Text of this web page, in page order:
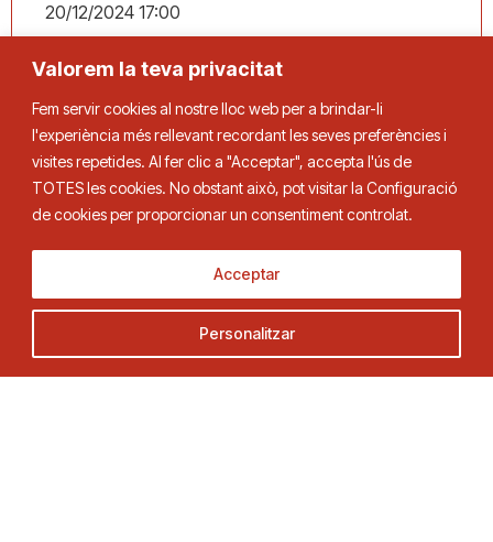
Valorem la teva privacitat
Fem servir cookies al nostre lloc web per a brindar-li
l'experiència més rellevant recordant les seves preferències i
visites repetides. Al fer clic a "Acceptar", accepta l'ús de
TOTES les cookies. No obstant això, pot visitar la Configuració
de cookies per proporcionar un consentiment controlat.
Personalitzar
Acceptar
20/12/2024 17:00
27/12/2024 09:00
29/12/2024 09:00
02/01/2025 09:00
Principal: Xavier Casadó